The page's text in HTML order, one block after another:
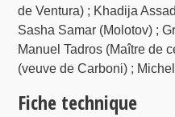
de Ventura) ; Khadija
Sasha Samar (Molotov) ;
Manuel Tadros (Maître de
(veuve de Carboni) ;
Fiche technique